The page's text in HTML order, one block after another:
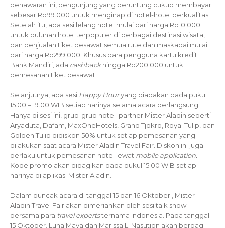
penawaran ini, pengunjung yang beruntung cukup membayar
sebesar Rp99.000 untuk menginap di hotel-hotel berkualitas.
Setelah itu, ada sesi lelang hotel mulai dari harga Rp10.000
untuk puluhan hotel terpopuler di berbagai destinasi wisata,
dan penjualan tiket pesawat semua rute dan maskapai mulai
dari harga Rp299.000. Khusus para pengguna kartu kredit
Bank Mandiri, ada cashbackhingga Rp200.000 untuk
pemesanan tiket pesawat.
Selanjutnya, ada sesi Happy Houryang diadakan pada pukul
15.00 – 19.00 WIB setiap harinya selama acara berlangsung.
Hanya di sesi ini, grup-grup hotel partner Mister Aladin seperti
Aryaduta, Dafam, MaxOneHotels, Grand Tjokro, Royal Tulip, dan
Golden Tulip didiskon 50% untuk setiap pemesanan yang
dilakukan saat acara Mister Aladin Travel Fair. Diskon ini juga
berlaku untuk pemesanan hotel lewat mobile application.
Kode promo akan dibagikan pada pukul 15.00 WIB setiap
harinya di aplikasi Mister Aladin.
Dalam puncak acara di tanggal 15 dan 16 Oktober , Mister
Aladin Travel Fair akan dimeriahkan oleh sesi talk show
bersama para travel expertsternama Indonesia. Pada tanggal
15 Oktober, Luna Maya dan Marissa L. Nasution akan berbagi